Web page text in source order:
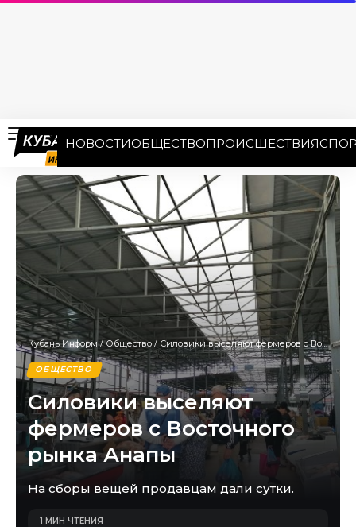
НОВОСТИОБЩЕСТВОПРОИСШЕСТВИЯ
Кубань Информ/Общество / Силовики выселяют фермеров с Восточного рынка Анапы
ОБЩЕСТВО
Силовики выселяют
фермеров с Восточного
рынка Анапы
На сборы вещей продавцам дали сутки.
1 МИН ЧТЕНИЯ